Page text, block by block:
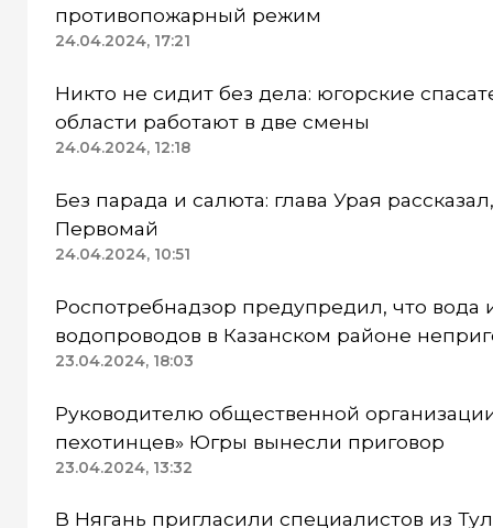
противопожарный режим
24.04.2024, 17:21
Никто не сидит без дела: югорские
области работают в две смены
24.04.2024, 12:18
Без парада и салюта: глава Урая
Первомай
24.04.2024, 10:51
Роспотребнадзор предупредил, что вода
водопроводов в Казанском районе
23.04.2024, 18:03
Руководителю общественной
пехотинцев» Югры вынесли приговор
23.04.2024, 13:32
В Нягань пригласили специалистов из Тулы для